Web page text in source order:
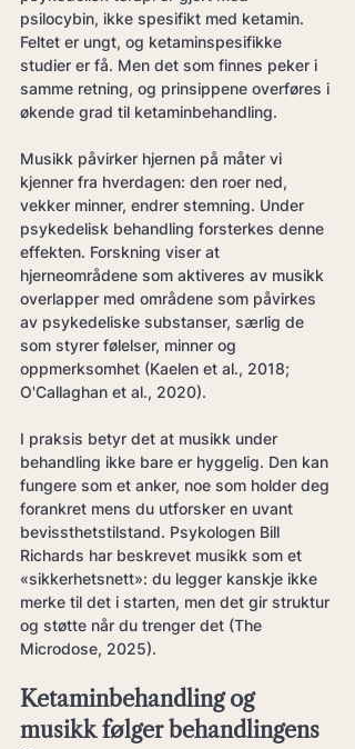
psilocybin, ikke spesifikt med ketamin.
Feltet er ungt, og ketaminspesifikke
studier er få. Men det som finnes peker i
samme retning, og prinsippene overføres i
økende grad til ketaminbehandling.
Musikk påvirker hjernen på måter vi
kjenner fra hverdagen: den roer ned,
vekker minner, endrer stemning. Under
psykedelisk behandling forsterkes denne
effekten. Forskning viser at
hjerneområdene som aktiveres av musikk
overlapper med områdene som påvirkes
av psykedeliske substanser, særlig de
som styrer følelser, minner og
oppmerksomhet (Kaelen et al., 2018;
O'Callaghan et al., 2020).
I praksis betyr det at musikk under
behandling ikke bare er hyggelig. Den kan
fungere som et anker, noe som holder deg
forankret mens du utforsker en uvant
bevissthetstilstand. Psykologen Bill
Richards har beskrevet musikk som et
«sikkerhetsnett»: du legger kanskje ikke
merke til det i starten, men det gir struktur
og støtte når du trenger det (The
Microdose, 2025).
Ketaminbehandling og
musikk følger behandlingens